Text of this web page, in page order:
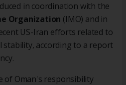
in coordination with the
Organization (IMO) and in
US-Iran efforts related to
stability, according to a report
of Oman's responsibility